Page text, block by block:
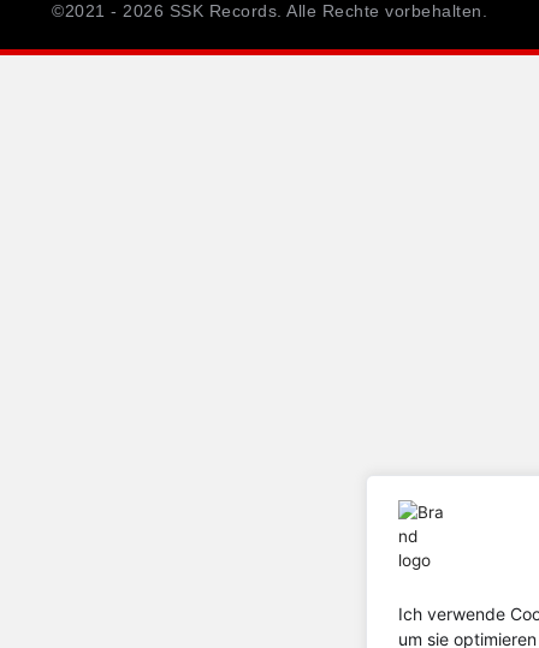
Ich verwende
um sie
©2021 - 2026 SSK Records. Alle Rechte vorbehalten.